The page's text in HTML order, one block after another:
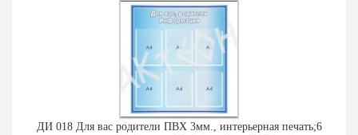
ДИ 018 Для вас родители ПВХ 3мм., интерьерная печать;6